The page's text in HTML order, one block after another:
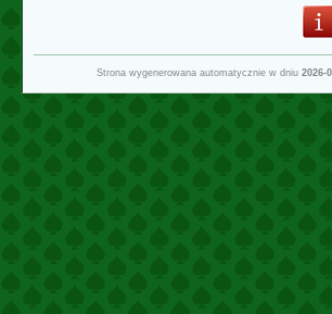
Strona wygenerowana automatycznie w dniu 2026-